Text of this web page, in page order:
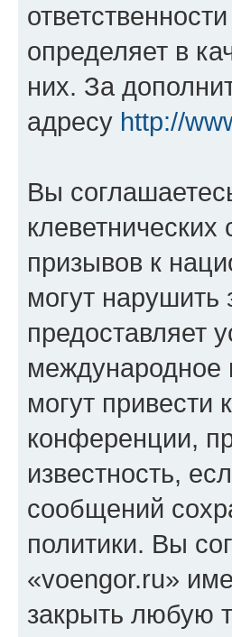
определяет в
них. За
адресу http://
Вы
призывов к
могут
предоставляет
международное
могут
конференции,
известность,
сообщений
политики. Вы
«voengor.ru»
закрыть любую